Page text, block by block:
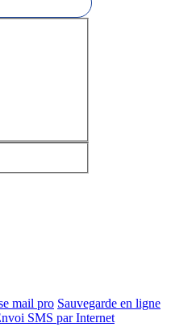
mail pro Sauvegarde en ligne
SMS par Internet